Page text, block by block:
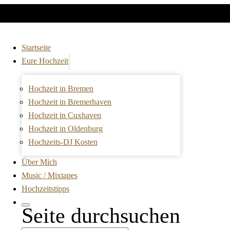
Startseite
Eure Hochzeit
Hochzeit in Bremen
Hochzeit in Bremerhaven
Hochzeit in Cuxhaven
Hochzeit in Oldenburg
Hochzeits-DJ Kosten
Über Mich
Music / Mixtapes
Hochzeitstipps
Seite durchsuchen